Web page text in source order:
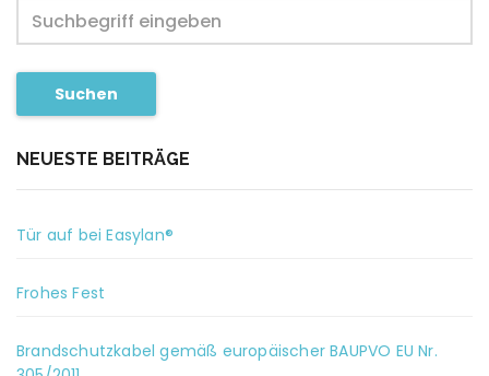
Suchen
NEUESTE BEITRÄGE
Tür auf bei Easylan®
Frohes Fest
Brandschutzkabel gemäß europäischer BAUPVO EU Nr.